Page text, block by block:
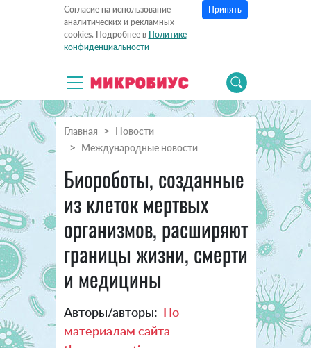
Согласие на использование
аналитических и рекламных
cookies. Подробнее в Политике
конфиденциальности
Принять
Главная
Новости
Международные новости
Биороботы, созданные
из клеток мертвых
организмов, расширяют
границы жизни, смерти
и медицины
Авторы/авторы: По
материалам сайта